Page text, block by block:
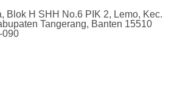
Blok H SHH No.6 PIK 2, Lemo, Kec.
Tangerang, Banten 15510
090